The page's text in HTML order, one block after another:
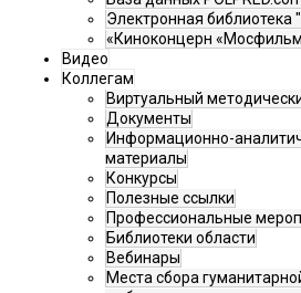
Электронная библиотека
«Киноконцерн
Видео
Коллегам
Виртуальный
Документы
Информационно-
материалы
Конкурсы
Полезные ссылки
Профессиональные
Библиотеки области
Вебинары
Места сбора